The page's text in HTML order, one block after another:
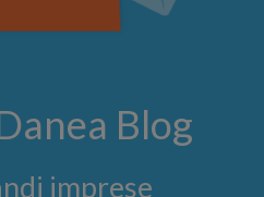
Blog
imprese